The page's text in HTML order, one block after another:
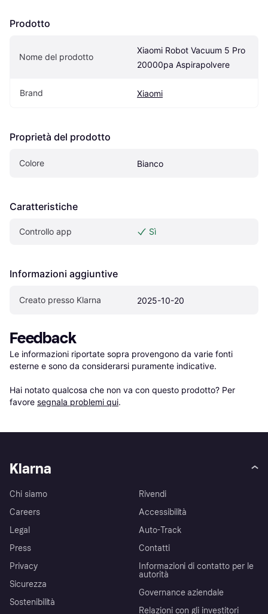
Prodotto
Nome del prodotto
Xiaomi Robot Vacuum 5 Pro
20000pa Aspirapolvere
Brand Xiaomi
Proprietà del prodotto
Colore Bianco
Caratteristiche
Controllo app Sì
Informazioni aggiuntive
Creato presso Klarna 2025-10-20
Feedback
Le informazioni riportate sopra provengono da varie fonti
esterne e sono da considerarsi puramente indicative.
Hai notato qualcosa che non va con questo prodotto? Per
favore segnala problemi qui.
Klarna
Chi siamo
Careers
Legal
Press
Privacy
Sicurezza
Sostenibilità
Rivendi
Accessibilità
Auto-Track
Contatti
Informazioni di contatto per le
autorità
Governance aziendale
Relazioni con gli investitori